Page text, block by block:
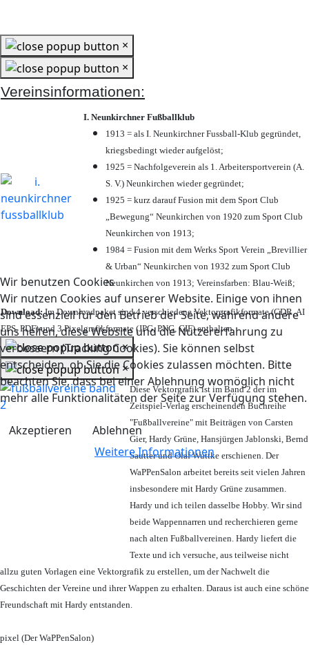
Wir benutzen Cookies
Wir nutzen Cookies auf unserer Website. Einige von ihnen
sind essenziell für den Betrieb der Seite, während andere
uns helfen, diese Website und die Nutzererfahrung zu
verbessern (Tracking Cookies). Sie können selbst
entscheiden, ob Sie die Cookies zulassen möchten. Bitte
beachten Sie, dass bei einer Ablehnung womöglich nicht
mehr alle Funktionalitäten der Seite zur Verfügung stehen.
Akzeptieren
Ablehnen
Weitere Informationen
×
×
Vereinsinformationen:
I. Neunkirchner Fußballklub
1913 = als I. Neunkirchner Fussball-Klub gegründet,
kriegsbedingt wieder aufgelöst;
1925 = Nachfolgeverein als 1. Arbeitersportverein (A.
S. V.) Neunkirchen wieder gegründet;
1925 = kurz darauf Fusion mit dem Sport Club
„Bewegung“ Neunkirchen von 1920 zum Sport Club
Neunkirchen von 1913;
1984 = Fusion mit dem Werks Sport Verein „Brevillier
& Urban“ Neunkirchen von 1932 zum Sport Club
Neunkirchen von 1913; Vereinsfarben: Blau-Weiß;
Download:Im Downloadpaket sind 4 verschiedene Vektorgrafikformate (CDR, AI
EPS, PDF) und 3 Pixelgrafikformate (JPG, PNG, GIF) enthalten.
×
×
Diese Vektorgrafik ist im Band 2 der im
Zeitspiel-Verlag erscheinenden Buchreihe
"Fußballvereine" mit Beiträgen von Carsten
Gier, Hardy Grüne, Hansjürgen Jablonski, Bernd
Sautter und Olaf Wuttke erschienen. Der
WaPPenSalon arbeitet bereits seit vielen Jahren
insbesondere mit Hardy Grüne zusammen.
Hardy und ich teilen dasselbe Hobby. Wir sind
beide Wappennarren und recherchieren gerne
nach alten Fußballvereinen. Hardy liefert die
Texte und ich versuche, aus teilweise nicht
allzu guten Vorlagen eine Vektorgrafik zu erstellen, um der Nachwelt die
Geschichten der Vereine und ihrer Wappen zu erhalten. Daraus ist auch eine schöne
Freundschaft mit Hardy entstanden.
pixel (Der WaPPenSalon)